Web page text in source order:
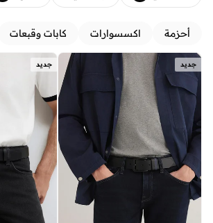
أحزمة اكسسوارات كابات وقبعات
جديد جديد